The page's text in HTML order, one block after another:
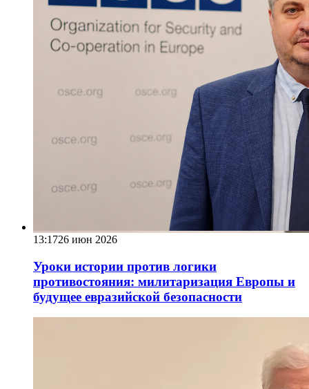
13:1726 июн 2026
Уроки истории против логики
противостояния: милитаризация Европы и
будущее евразийской безопасности